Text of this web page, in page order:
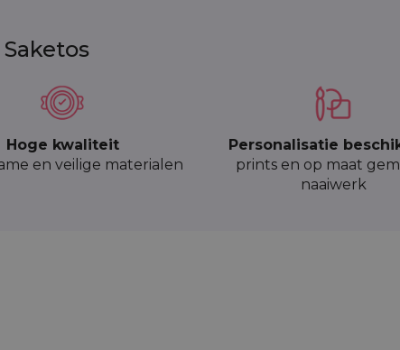
Hoge kwaliteit
en veilige materialen
Personalisatie
prints en op maat
naaiwerk
cm - natuurlijke kleur